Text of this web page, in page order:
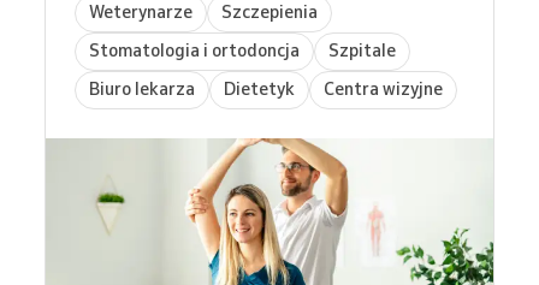
Weterynarze
Szczepienia
Stomatologia i ortodoncja
Szpitale
Biuro lekarza
Dietetyk Centra wizyjne